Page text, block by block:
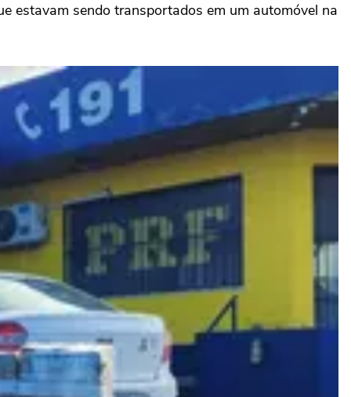
estavam sendo transportados em um automóvel na